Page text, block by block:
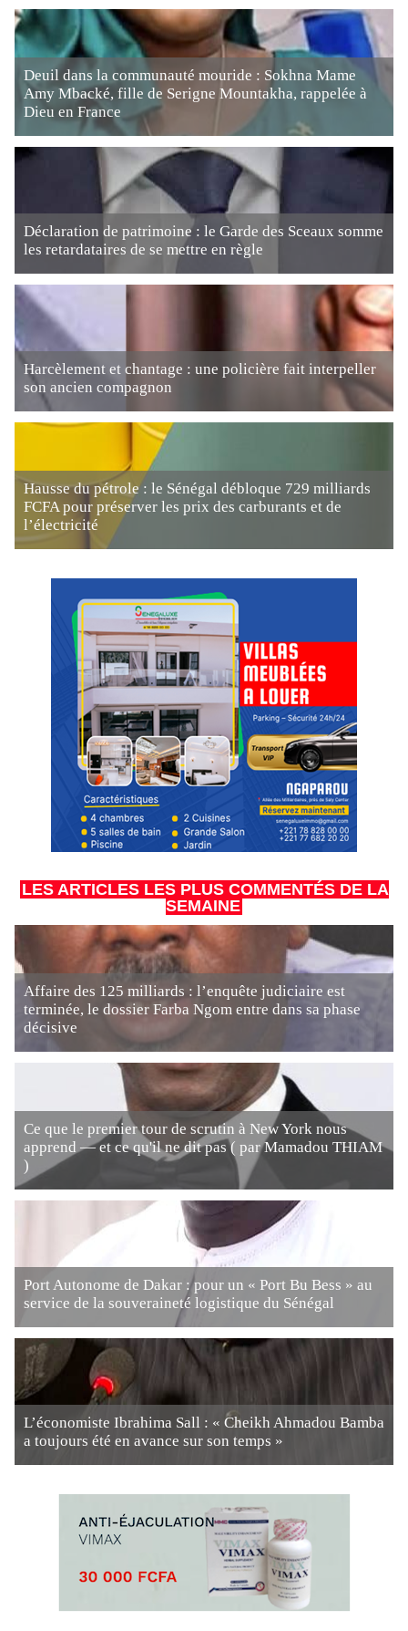
Deuil dans la communauté mouride : Sokhna Mame
Amy Mbacké, fille de Serigne Mountakha, rappelée à
Dieu en France
Déclaration de patrimoine : le Garde des Sceaux somme
les retardataires de se mettre en règle
Harcèlement et chantage : une policière fait interpeller
son ancien compagnon
Hausse du pétrole : le Sénégal débloque 729 milliards
FCFA pour préserver les prix des carburants et de
l’électricité
LES ARTICLES LES PLUS COMMENTÉS DE LA
SEMAINE
Affaire des 125 milliards : l’enquête judiciaire est
terminée, le dossier Farba Ngom entre dans sa phase
décisive
Ce que le premier tour de scrutin à New York nous
apprend — et ce qu'il ne dit pas ( par Mamadou THIAM
)
Port Autonome de Dakar : pour un « Port Bu Bess » au
service de la souveraineté logistique du Sénégal
L’économiste Ibrahima Sall : « Cheikh Ahmadou Bamba
a toujours été en avance sur son temps »